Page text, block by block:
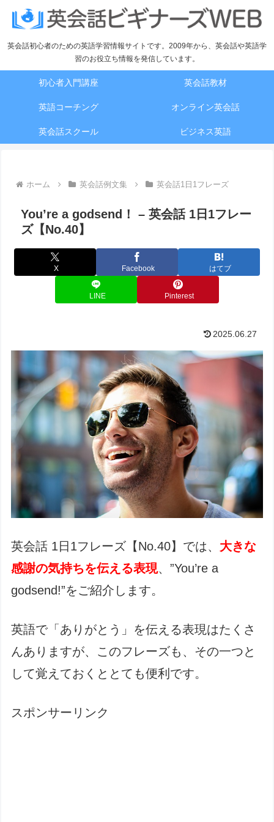
英会話初心者のための英語学習情報サイトです。2009年から、英会話や英語学
習のお役立ち情報を発信しています。
初心者入門講座 英会話教材
英語コーチング オンライン英会話
英会話スクール ビジネス英語
ホーム 英会話例文集 英会話1日1フレーズ
You’re a godsend！ – 英会話 1日1フレー
ズ【No.40】
X Facebook はてブ
LINE Pinterest
2025.06.27
英会話 1日1フレーズ【No.40】では、 大きな
感謝の気持ちを伝える表現、”You’re a
godsend!”をご紹介します。
英語で「ありがとう」を伝える表現はたくさ
んありますが、このフレーズも、その一つと
して覚えておくととても便利です。
スポンサーリンク